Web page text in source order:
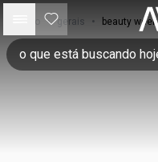
• gerais • beauty week